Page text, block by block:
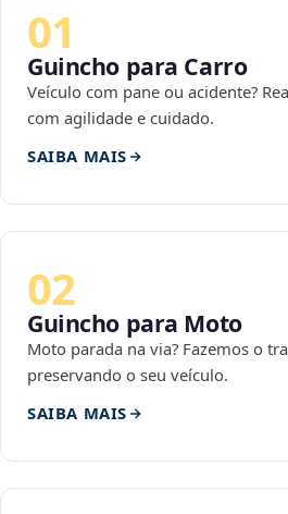
01
Guincho para Carro
Veículo com pane ou acidente?
com agilidade e cuidado.
SAIBA MAIS
02
Guincho para Moto
Moto parada na via? Fazemos o
preservando o seu veículo.
SAIBA MAIS